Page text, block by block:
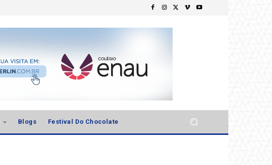
Blogs Festival Do Chocolate